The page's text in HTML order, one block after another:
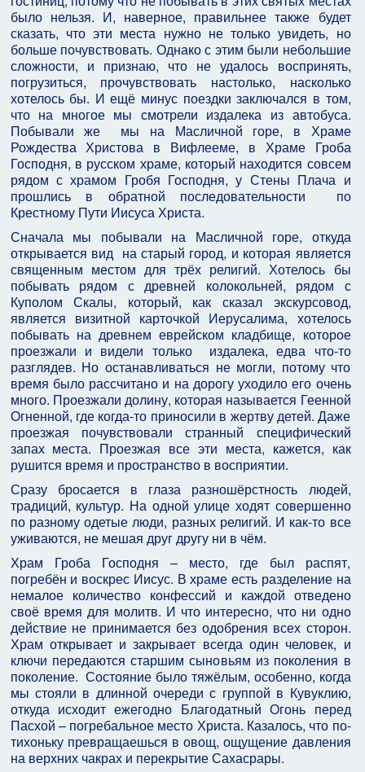
было нельзя. И, наверное, правильнее также будет
сказать, что эти места нужно не только увидеть, но
больше почувствовать. Однако с этим были небольшие
сложности, и признаю, что не удалось воспринять,
погрузиться, прочувствовать настолько, насколько
хотелось бы. И ещё минус поездки заключался в том,
что на многое мы смотрели издалека из автобуса.
Побывали же мы на Масличной горе, в Храме
Рождества Христова в Вифлееме, в Храме Гроба
Господня, в русском храме, который находится совсем
рядом с храмом Гробя Господня, у Стены Плача и
прошлись в обратной последовательности по
Крестному Пути Иисуса Христа.
Сначала мы побывали на Масличной горе, откуда
открывается вид на старый город, и которая является
священным местом для трёх религий. Хотелось бы
побывать рядом с древней колокольней, рядом с
Куполом Скалы, который, как сказал экскурсовод,
является визитной карточкой Иерусалима, хотелось
побывать на древнем еврейском кладбище, которое
проезжали и видели только издалека, едва что-то
разглядев. Но останавливаться не могли, потому что
время было рассчитано и на дорогу уходило его очень
много. Проезжали долину, которая называется Геенной
Огненной, где когда-то приносили в жертву детей. Даже
проезжая почувствовали странный специфический
запах места. Проезжая все эти места, кажется, как
рушится время и пространство в восприятии.
Сразу бросается в глаза разношёрстность людей,
традиций, культур. На одной улице ходят совершенно
по разному одетые люди, разных религий. И как-то все
уживаются, не мешая друг другу ни в чём.
Храм Гроба Господня – место, где был распят,
погребён и воскрес Иисус. В храме есть разделение на
немалое количество конфессий и каждой отведено
своё время для молитв. И что интересно, что ни одно
действие не принимается без одобрения всех сторон.
Храм открывает и закрывает всегда один человек, и
ключи передаются старшим сыновьям из поколения в
поколение. Состояние было тяжёлым, особенно, когда
мы стояли в длинной очереди с группой в Кувуклию,
откуда исходит ежегодно Благодатный Огонь перед
Пасхой – погребальное место Христа. Казалось, что по-
тихоньку превращаешься в овощ, ощущение давления
на верхних чакрах и перекрытие Сахасрары.